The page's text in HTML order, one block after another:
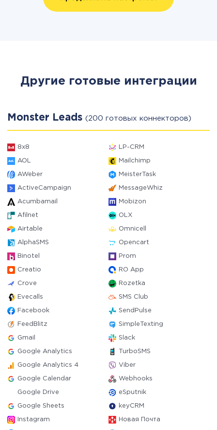
Другие готовые интеграции
Monster Leads (200 готовых коннекторов)
8x8 LP-CRM
AOL Mailchimp
AWeber MeisterTask
ActiveCampaign MessageWhiz
Acumbamail Mobizon
Afilnet OLX
Airtable Omnicell
AlphaSMS Opencart
Binotel Prom
Creatio RO App
Crove Rozetka
Evecalls SMS Club
Facebook SendPulse
FeedBlitz SimpleTexting
Gmail Slack
Google Analytics TurboSMS
Google Analytics 4 Viber
Google Calendar Webhooks
Google Drive eSputnik
Google Sheets keyCRM
Instagram Новая Почта